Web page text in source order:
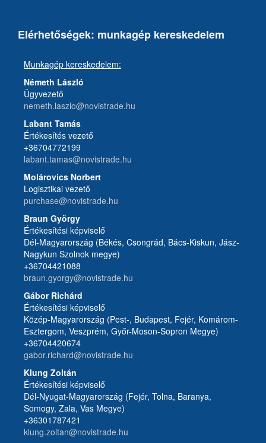
Elérhetőségek: munkagép kereskedelem
Munkagép kereskedelem:
Németh László
Ügyvezető
nemeth.laszlo@novistrade.hu
Labant Tamás
Értékesítés vezető
+36704772199
labant.tamas@novistrade.hu
Molárovics Norbert
Logisztikai vezető
purchase@novistrade.hu
Braun György
Értékesítési képviselő
Dél-Magyarország (Békés, Csongrád, Bács-Kiskun, Jász-
Nagykun Szolnok megye)
+36704421088
braun.gyorgy@novistrade.hu
Gábor Richárd
Értékesítési képviselő
Közép-Magyarország (Pest-, Budapest, Fejér, Komárom-
Esztergom, Veszprém, Győr-Moson-Sopron Megye)
+36704420674
gabor.richard@novistrade.hu
Klung Zoltán
Értékesítési képviselő
Dél-Nyugat-Magyarország (Fejér, Tolna, Baranya,
Somogy, Zala, Vas Megye)
+36301787421
klung.zoltan@novistrade.hu